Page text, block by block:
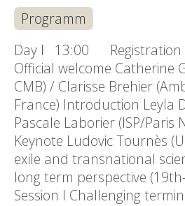
Programm
Day I 13:00 Registration
Official welcome Catherine
CMB) / Clarisse Brehier
France) Introduction Leyla
Pascale Laborier (ISP/Paris
Keynote Ludovic Tournès
exile and transnational
long term perspective
Session I Challenging